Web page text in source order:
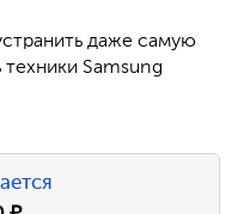
даже самую
Samsung